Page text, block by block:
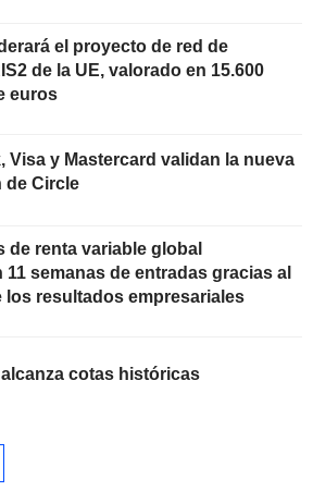
el proyecto de red de
de la UE, valorado en 15.600
euros
Visa y Mastercard validan la nueva
de Circle
de renta variable global
11 semanas de entradas gracias al
los resultados empresariales
alcanza cotas históricas